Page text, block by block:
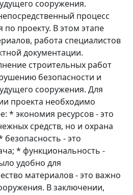
сооружения.
процесс
проекту. В этом этапе
работа специалистов
документации.
строительных работ
безопасности и
сооружения. Для
проекта необходимо
* экономия ресурсов - это
средств, но и охрана
- это
* функциональность -
удобно для
материалов - это важно
В заключении,